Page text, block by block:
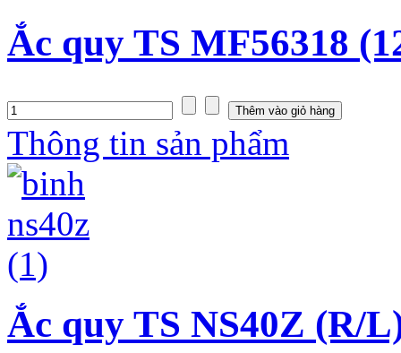
Ắc quy TS MF56318
Thông tin sản phẩm
Ắc quy TS NS40Z (R/